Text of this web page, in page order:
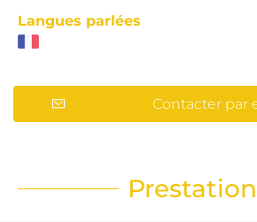
Langues parlées
Contacter par